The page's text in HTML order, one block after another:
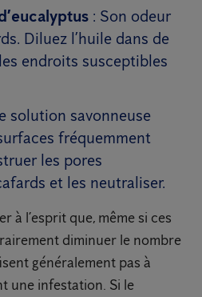
: Son odeur
Diluez l’huile dans de
endroits susceptibles
solution savonneuse
fréquemment
les pores
et les neutraliser.
à l’esprit que, même si ces
diminuer le nombre
généralement pas à
une infestation. Si le